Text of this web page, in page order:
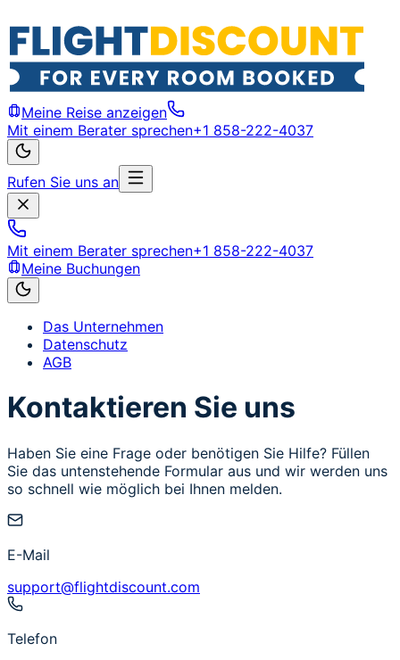
Meine Reise anzeigen
Mit einem Berater sprechen+1 858-222-4037
Rufen Sie uns an
Mit einem Berater sprechen+1 858-222-4037
Meine Buchungen
Das Unternehmen
Datenschutz
AGB
Kontaktieren Sie uns
Haben Sie eine Frage oder benötigen Sie Hilfe? Füllen
Sie das untenstehende Formular aus und wir werden uns
so schnell wie möglich bei Ihnen melden.
E-Mail
support@flightdiscount.com
Telefon